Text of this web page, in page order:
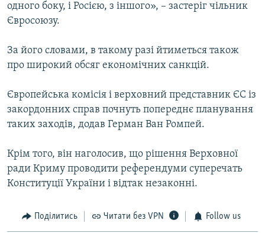
одного боку, і Росією, з іншого», – застеріг чільник
Євросоюзу.
За його словами, в такому разі йтиметься також
про широкий обсяг економічних санкцій.
Європейська комісія і верховний представник ЄС із
закордонних справ почнуть попереднє планування
таких заходів, додав Герман Ван Ромпей.
Крім того, він наголосив, що рішення Верховної
ради Криму проводити референдуми суперечать
Конституції України і відтак незаконні.
Поділитись Читати без VPN Follow us